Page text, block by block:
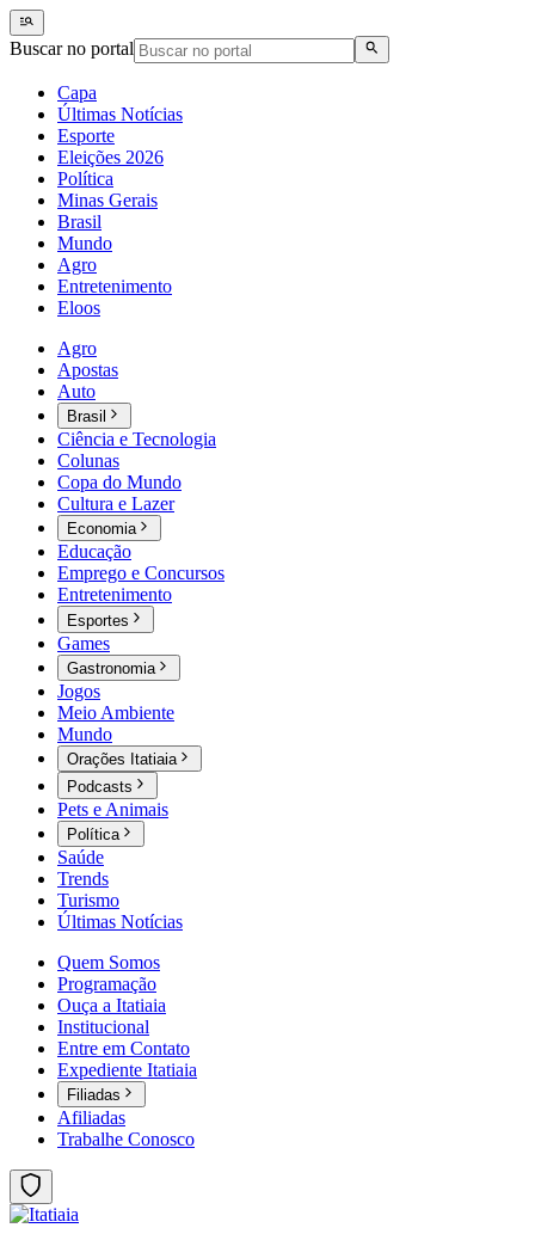
Buscar no portal
Capa
Últimas Notícias
Esporte
Eleições 2026
Política
Minas Gerais
Brasil
Mundo
Agro
Entretenimento
Eloos
Agro
Apostas
Auto
Brasil
Ciência e Tecnologia
Colunas
Copa do Mundo
Cultura e Lazer
Economia
Educação
Emprego e Concursos
Entretenimento
Esportes
Games
Gastronomia
Jogos
Meio Ambiente
Mundo
Orações Itatiaia
Podcasts
Pets e Animais
Política
Saúde
Trends
Turismo
Últimas Notícias
Quem Somos
Programação
Ouça a Itatiaia
Institucional
Entre em Contato
Expediente Itatiaia
Filiadas
Afiliadas
Trabalhe Conosco